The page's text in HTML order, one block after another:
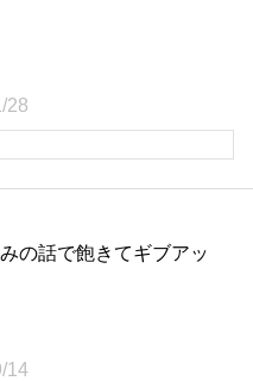
28
の話で飽きてギブアッ
14